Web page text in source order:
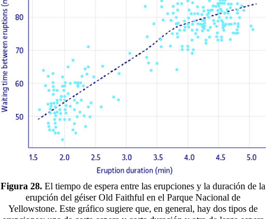
Figura 28. El tiempo de espera entre las erupciones y la duración de la
erupción del géiser Old Faithful en el Parque Nacional de
Yellowstone. Este gráfico sugiere que, en general, hay dos tipos de